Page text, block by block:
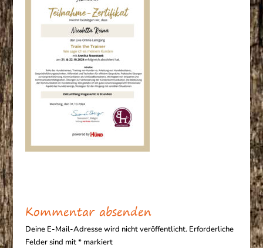
Kommentar absenden
Deine E-Mail-Adresse wird nicht veröffentlicht. Erforderliche
Felder sind mit*markiert